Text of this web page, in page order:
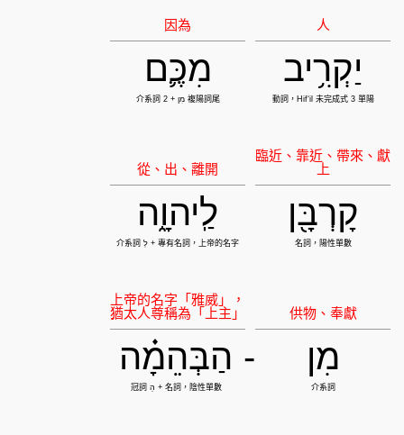
יַקְרִ֥יב מִכֶּ֛ם
קָרְבָּ֖ן לַֽיהוָ֑ה
מִן - הַבְּהֵמָ֗ה